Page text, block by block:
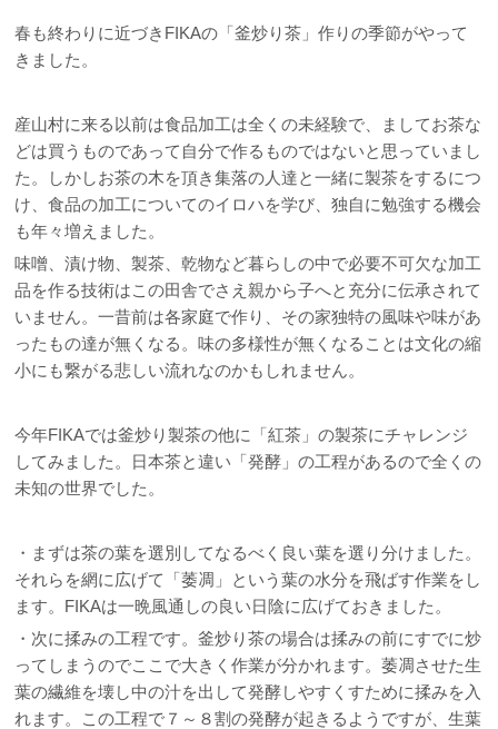
春も終わりに近づきFIKAの「釜炒り茶」作りの季節がやって
きました。
産山村に来る以前は食品加工は全くの未経験で、ましてお茶な
どは買うものであって自分で作るものではないと思っていまし
た。しかしお茶の木を頂き集落の人達と一緒に製茶をするにつ
け、食品の加工についてのイロハを学び、独自に勉強する機会
も年々増えました。
味噌、漬け物、製茶、乾物など暮らしの中で必要不可欠な加工
品を作る技術はこの田舎でさえ親から子へと充分に伝承されて
いません。一昔前は各家庭で作り、その家独特の風味や味があ
ったもの達が無くなる。味の多様性が無くなることは文化の縮
小にも繋がる悲しい流れなのかもしれません。
今年FIKAでは釜炒り製茶の他に「紅茶」の製茶にチャレンジ
してみました。日本茶と違い「発酵」の工程があるので全くの
未知の世界でした。
・まずは茶の葉を選別してなるべく良い葉を選り分けました。
それらを網に広げて「萎凋」という葉の水分を飛ばす作業をし
ます。FIKAは一晩風通しの良い日陰に広げておきました。
・次に揉みの工程です。釜炒り茶の場合は揉みの前にすでに炒
ってしまうのでここで大きく作業が分かれます。萎凋させた生
葉の繊維を壊し中の汁を出して発酵しやすくすために揉みを入
れます。この工程で７～８割の発酵が起きるようですが、生葉